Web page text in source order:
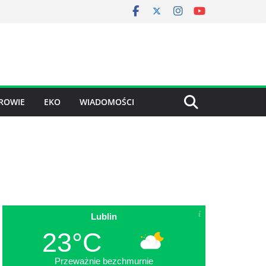
EKO WIADOMOŚCI
Lublin
23°C
Przeważnie bezchmurnie